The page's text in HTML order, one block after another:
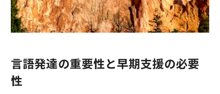
言語発達の重要性と早期支援の必要
性